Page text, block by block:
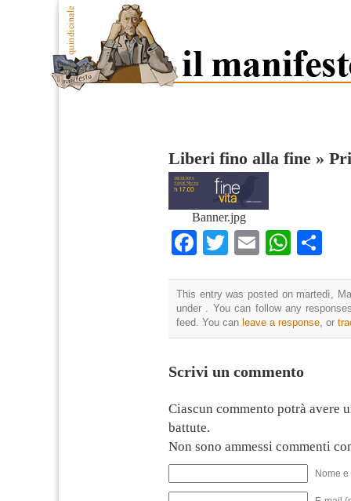
Liberi fino alla fine »
Banner.jpg
Facebook
TwitterEmail
This entry was posted on martedì,
under . You can follow any
feed. You can leave a response , or
Scrivi un commento
Ciascun commento potrà avere
battute.
Non sono ammessi commenti
Nome